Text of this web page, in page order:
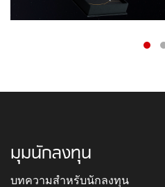
มุมนักลงทุน
บทความสำหรับนักลงทุน